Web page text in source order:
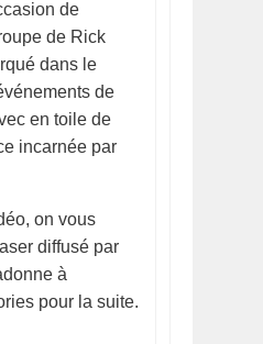
de
de Rick
dans le
de
en toile de
incarnée par
on vous
diffusé par
à
pour la suite.